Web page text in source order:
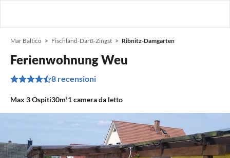
Mar Baltico Fischland-Darß-Zingst Ribnitz-Damgarten
Ferienwohnung Weu
8 recensioni
Max 3Ospiti30m²1camera da letto